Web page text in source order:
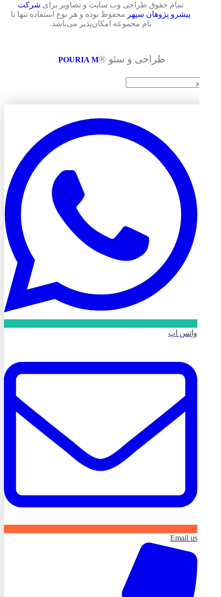
تمام حقوق طراحی وب سایت و تصاویر برایشرکت
پیشرو پژوهان سپهرمحفوظ بوده و هر نوع استفاده تنها با
نام مجموعه امکان‌پذیر می‌باشد.
POURIA M ® طراحی و سئو
واتس اپ
Email us